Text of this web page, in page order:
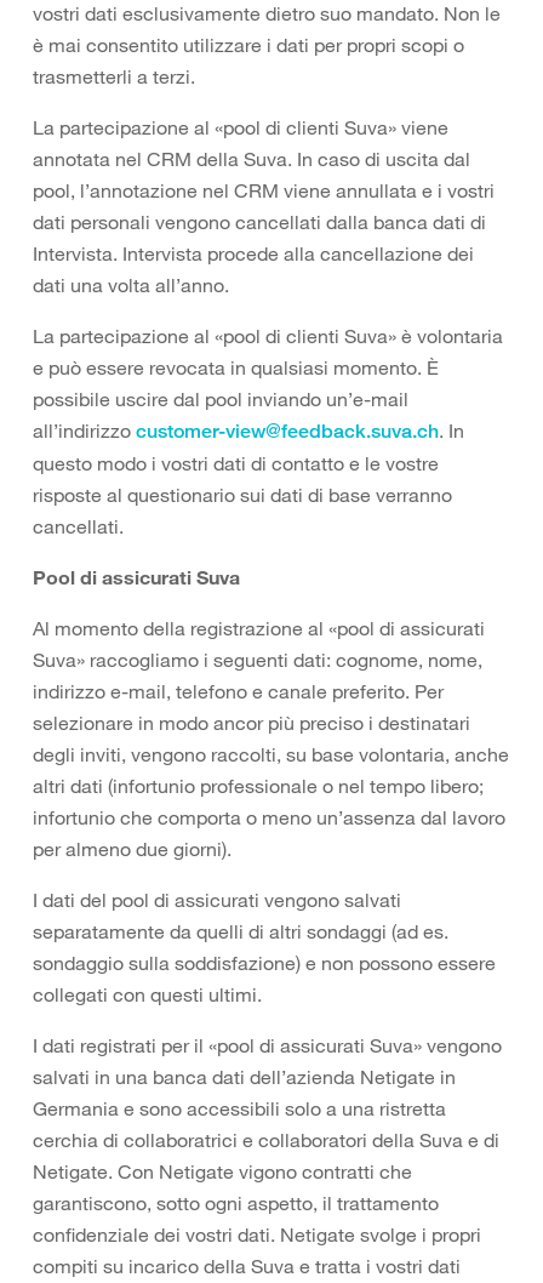
vostri dati esclusivamente dietro suo mandato. Non le
è mai consentito utilizzare i dati per propri scopi o
trasmetterli a terzi.
La partecipazione al «pool di clienti Suva» viene
annotata nel CRM della Suva. In caso di uscita dal
pool, l’annotazione nel CRM viene annullata e i vostri
dati personali vengono cancellati dalla banca dati di
Intervista. Intervista procede alla cancellazione dei
dati una volta all’anno.
La partecipazione al «pool di clienti Suva» è volontaria
e può essere revocata in qualsiasi momento. È
possibile uscire dal pool inviando un’e-mail
all’indirizzo customer-view@feedback.suva.ch. In
questo modo i vostri dati di contatto e le vostre
risposte al questionario sui dati di base verranno
cancellati.
Pool di assicurati Suva
Al momento della registrazione al «pool di assicurati
Suva» raccogliamo i seguenti dati: cognome, nome,
indirizzo e-mail, telefono e canale preferito. Per
selezionare in modo ancor più preciso i destinatari
degli inviti, vengono raccolti, su base volontaria, anche
altri dati (infortunio professionale o nel tempo libero;
infortunio che comporta o meno un’assenza dal lavoro
per almeno due giorni).
I dati del pool di assicurati vengono salvati
separatamente da quelli di altri sondaggi (ad es.
sondaggio sulla soddisfazione) e non possono essere
collegati con questi ultimi.
I dati registrati per il «pool di assicurati Suva» vengono
salvati in una banca dati dell’azienda Netigate in
Germania e sono accessibili solo a una ristretta
cerchia di collaboratrici e collaboratori della Suva e di
Netigate. Con Netigate vigono contratti che
garantiscono, sotto ogni aspetto, il trattamento
confidenziale dei vostri dati. Netigate svolge i propri
compiti su incarico della Suva e tratta i vostri dati